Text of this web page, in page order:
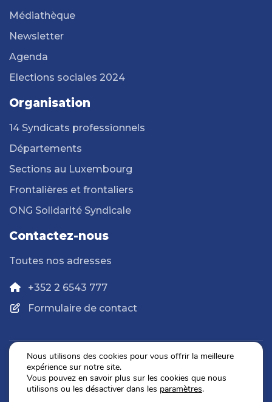
Médiathèque
Newsletter
Agenda
Elections sociales 2024
Organisation
14 Syndicats professionnels
Départements
Sections au Luxembourg
Frontalières et frontaliers
ONG Solidarité Syndicale
Contactez-nous
Toutes nos adresses
+352 2 6543 777
Formulaire de contact
Politique de confidentialité
Mentions légales
Nous utilisons des cookies pour vous offrir la meilleure
expérience sur notre site.
Vous pouvez en savoir plus sur les cookies que nous
utilisons ou les désactiver dans les paramètres.